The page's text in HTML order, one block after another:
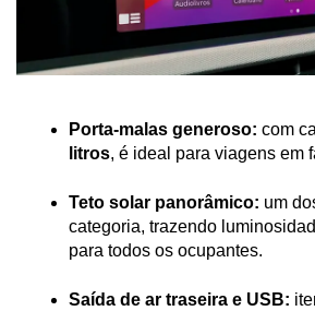
Porta-malas generoso: com
litros, é ideal para viagens em
Teto solar panorâmico: um
categoria, trazendo
para todos os ocupantes.
Saída de ar traseira e USB: